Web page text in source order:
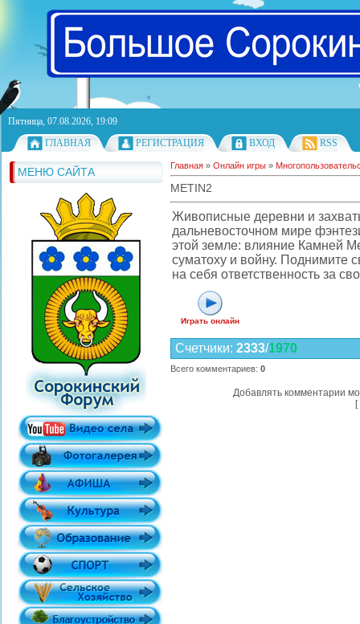
Пятница, 07.08.2026, 19:09
ГЛАВНАЯ
РЕГИСТРАЦИЯ ВХОД RSS
МЕНЮ САЙТА Главная » Онлайн игры »
METIN2
Живописные деревни и
дальневосточном мире
этой земле: влияние Камней
суматоху и войну. Поднимите
на себя ответственность за
Играть онлайн
Счетчики: 2333/1970
Всего комментариев: 0
Добавлять комментарии
[